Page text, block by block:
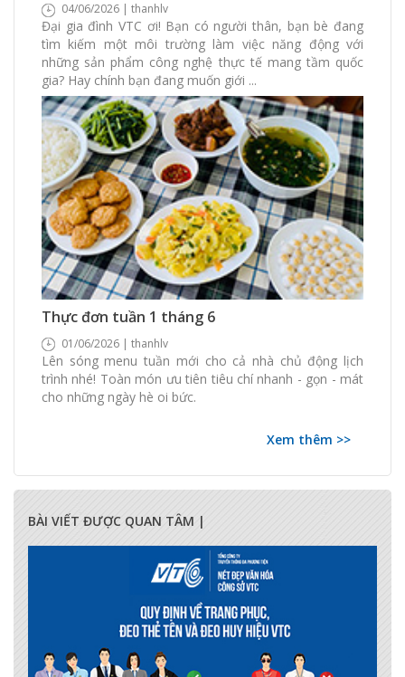
04/06/2026 | thanhlv
Đại gia đình VTC ơi! Bạn có người thân, bạn bè đang
tìm kiếm một môi trường làm việc năng động với
những sản phẩm công nghệ thực tế mang tầm quốc
gia? Hay chính bạn đang muốn giới ...
Thực đơn tuần 1 tháng 6
01/06/2026 | thanhlv
Lên sóng menu tuần mới cho cả nhà chủ động lịch
trình nhé! Toàn món ưu tiên tiêu chí nhanh - gọn - mát
cho những ngày hè oi bức.
Xem thêm >>
BÀI VIẾT ĐƯỢC QUAN TÂM |